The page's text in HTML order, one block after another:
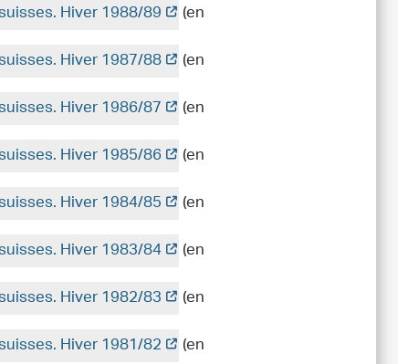
Hiver 1988/89 (en
Hiver 1987/88 (en
Hiver 1986/87 (en
Hiver 1985/86 (en
Hiver 1984/85 (en
Hiver 1983/84 (en
Hiver 1982/83 (en
Hiver 1981/82 (en